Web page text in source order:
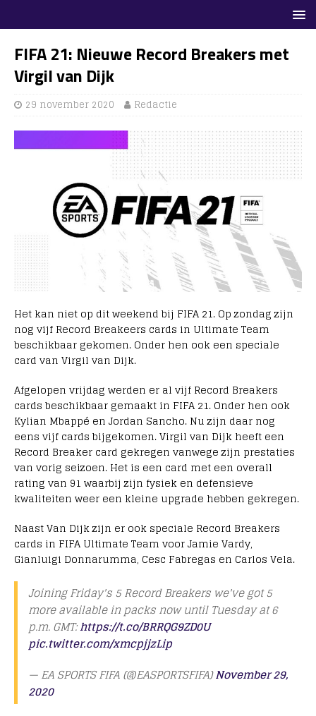
FIFA 21: Nieuwe Record Breakers met
Virgil van Dijk
29 november 2020 Redactie
Het kan niet op dit weekend bij FIFA 21. Op zondag zijn
nog vijf Record Breakeers cards in Ultimate Team
beschikbaar gekomen. Onder hen ook een speciale
card van Virgil van Dijk.
Afgelopen vrijdag werden er al vijf Record Breakers
cards beschikbaar gemaakt in FIFA 21. Onder hen ook
Kylian Mbappé en Jordan Sancho. Nu zijn daar nog
eens vijf cards bijgekomen. Virgil van Dijk heeft een
Record Breaker card gekregen vanwege zijn prestaties
van vorig seizoen. Het is een card met een overall
rating van 91 waarbij zijn fysiek en defensieve
kwaliteiten weer een kleine upgrade hebben gekregen.
Naast Van Dijk zijn er ook speciale Record Breakers
cards in FIFA Ultimate Team voor Jamie Vardy,
Gianluigi Donnarumma, Cesc Fabregas en Carlos Vela.
Joining Friday's 5 Record Breakers we've got 5
more available in packs now until Tuesday at 6
p.m. GMT:https://t.co/BRRQG9ZD0U
pic.twitter.com/xmcpjjzLip
— EA SPORTS FIFA (@EASPORTSFIFA)November 29,
2020